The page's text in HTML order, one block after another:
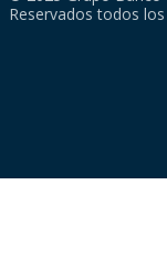
Reservados todos